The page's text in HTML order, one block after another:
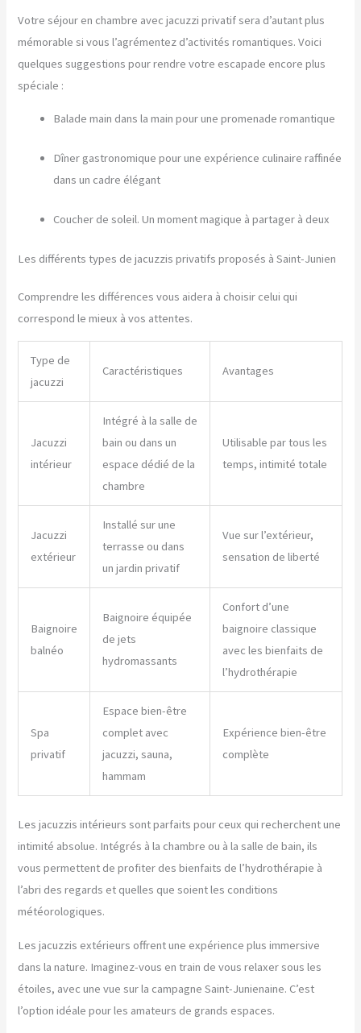
Votre séjour en chambre avec jacuzzi privatif sera d’autant plus
mémorable si vous l’agrémentez d’activités romantiques. Voici
quelques suggestions pour rendre votre escapade encore plus
spéciale :
Balade main dans la main pour une promenade romantique
Dîner gastronomique pour une expérience culinaire raffinée
dans un cadre élégant
Coucher de soleil. Un moment magique à partager à deux
Les différents types de jacuzzis privatifs proposés à Saint-Junien
Comprendre les différences vous aidera à choisir celui qui
correspond le mieux à vos attentes.
Type de
jacuzzi
Caractéristiques Avantages
Jacuzzi
intérieur
Intégré à la salle de
bain ou dans un
espace dédié de la
chambre
Utilisable par tous les
temps, intimité totale
Jacuzzi
extérieur
Installé sur une
terrasse ou dans
un jardin privatif
Vue sur l’extérieur,
sensation de liberté
Baignoire
balnéo
Baignoire équipée
de jets
hydromassants
Confort d’une
baignoire classique
avec les bienfaits de
l’hydrothérapie
Spa
privatif
Espace bien-être
complet avec
jacuzzi, sauna,
hammam
Expérience bien-être
complète
Les jacuzzis intérieurs sont parfaits pour ceux qui recherchent une
intimité absolue. Intégrés à la chambre ou à la salle de bain, ils
vous permettent de profiter des bienfaits de l’hydrothérapie à
l’abri des regards et quelles que soient les conditions
météorologiques.
Les jacuzzis extérieurs offrent une expérience plus immersive
dans la nature. Imaginez-vous en train de vous relaxer sous les
étoiles, avec une vue sur la campagne Saint-Junienaine. C’est
l’option idéale pour les amateurs de grands espaces.